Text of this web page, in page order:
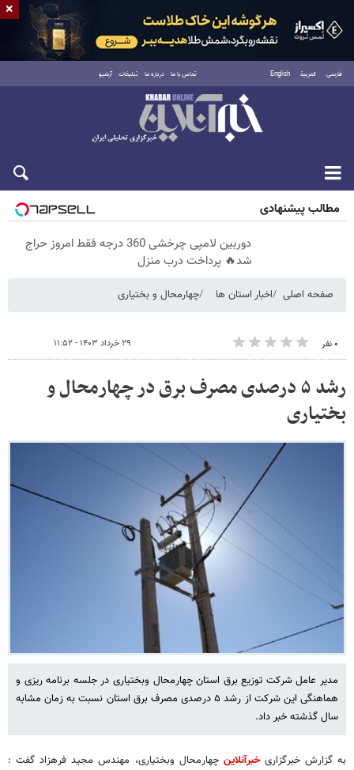
فارسی العربية English تماس با ما درباره ما تبلیغات آرشیو
پنجشنبه ۱۵ مرداد ۱۴۰۵
مطالب پیشنهادی
دوربین لامپی چرخشی 360 درجه فقط امروز حراج
شد🔥 پرداخت درب منزل
صفحه اصلی اخبار استان ها چهارمحال و بختیاری
۰ نفر ۲۹ خرداد ۱۴۰۳ - ۱۱:۵۲
رشد ۵ درصدی مصرف برق در چهارمحال و
بختیاری
مدیر عامل شرکت توزیع برق استان چهارمحال وبختیاری در جلسه برنامه ریزی و
هماهنگی این شرکت از رشد ۵ درصدی مصرف برق استان نسبت به زمان مشابه
سال گذشته خبر داد.
به گزارش خبرگزاریخبرآنلاین چهارمحال وبختیاری، مهندس مجید فرهزاد گفت :
×